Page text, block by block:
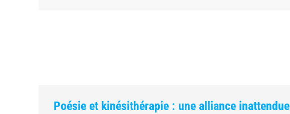
Poésie et kinésithérapie : une alliance inattendue